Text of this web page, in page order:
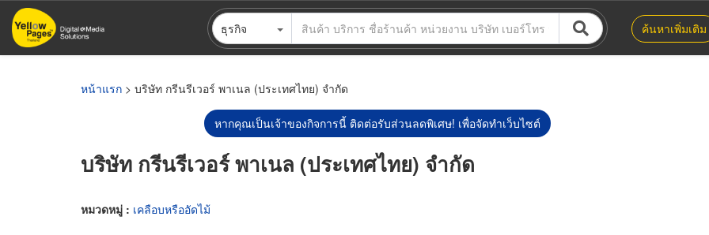
ข้าม
ไป
ธุรกิจ ค้นหาเพิ่มเติม
หน้าแรก > บริษัท กรีนรีเวอร์ พาเนล (ประเทศไทย) จำกัด
หากคุณเป็นเจ้าของกิจการนี้ ติดต่อรับส่วนลดพิเศษ! เพื่อจัดทำเว็บไซต์
บริษัท กรีนรีเวอร์ พาเนล (ประเทศไทย) จำกัด
หมวดหมู่ : เคลือบหรืออัดไม้